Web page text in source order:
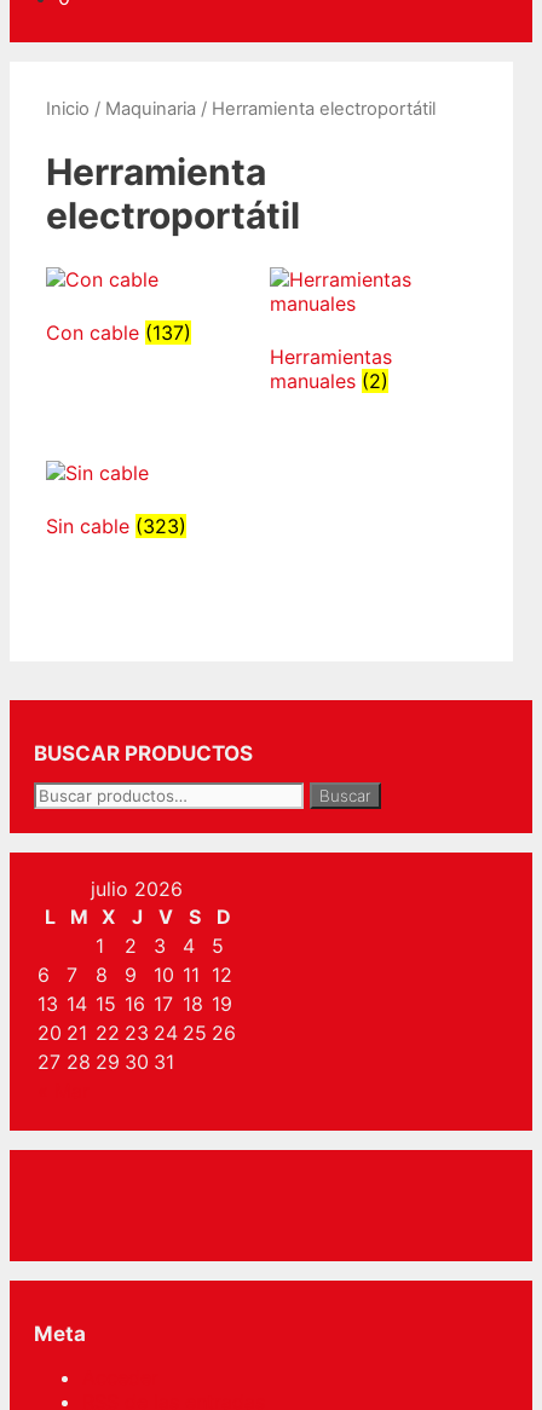
Inicio / Maquinaria / Herramienta electroportátil
Herramienta
electroportátil
Con cable (137)
Herramientas
manuales (2)
Sin cable (323)
BUSCAR PRODUCTOS
Buscar
por:
Buscar
julio 2026
L
M X J V S D
1 2 3 4
5
6
7 8 9 10 11 12
13 14 15 16 17 18 19
20 21 22 23 24 25 26
27 28 29 30 31
Meta